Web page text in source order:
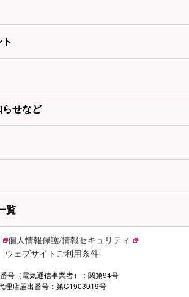
せなど
覧
個人情報保護/情報セキュリティ
ウェブサイトご利用条件
号（電気通信事業者）：関第94号
理店届出番号：第C1903019号